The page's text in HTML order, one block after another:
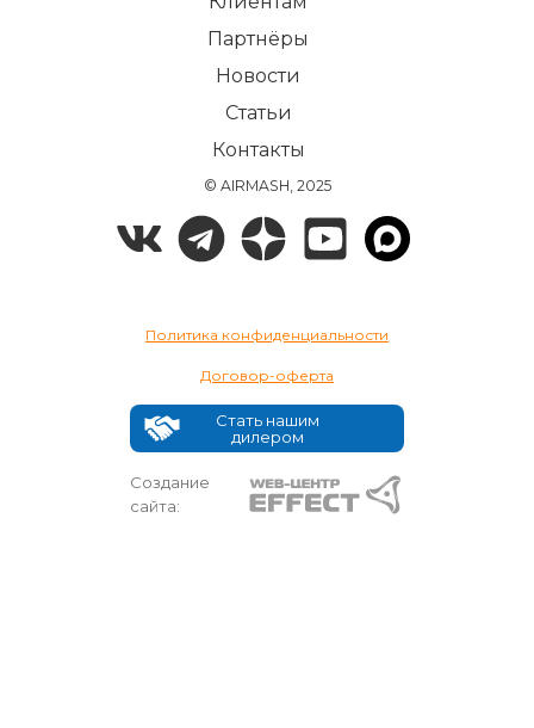
© AIRMASH, 2025
Партнёры
Новости
Статьи
Контакты
Политика конфиденциальности
Договор-оферта
Стать нашим
дилером
Создание
сайта: